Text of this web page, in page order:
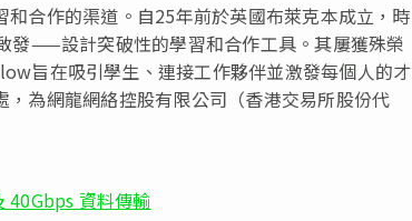
合作的渠道。自25年前於英國布萊克本成立，時
發——設計突破性的學習和合作工具。其屢獲殊榮
旨在吸引學生、連接工作夥伴並激發每個人的才
為網龍網絡控股有限公司（香港交易所股份代
資料傳輸